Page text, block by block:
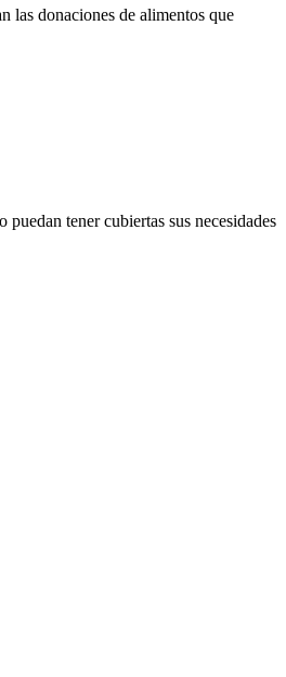
las donaciones de alimentos que
tener cubiertas sus necesidades